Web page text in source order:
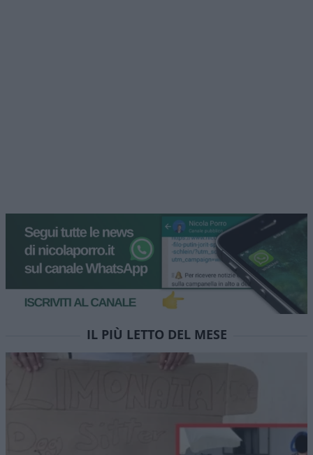
IL PIÙ LETTO DEL MESE